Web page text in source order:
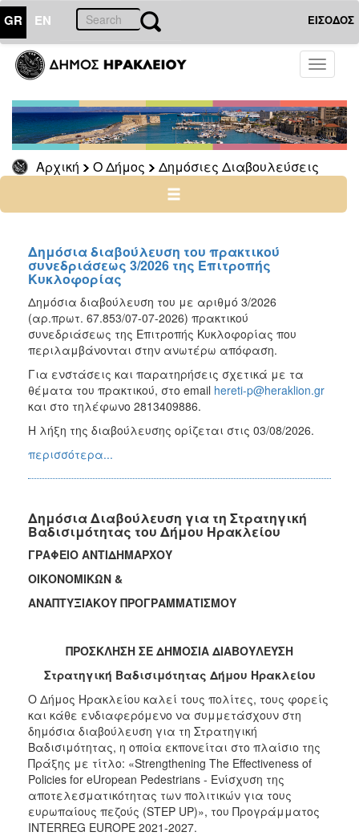
GR EN ΕΙΣΟΔΟΣ
Toggle
Αρχική Ο Δήμος Δημόσιες Διαβουλεύσεις
ΔΗΜΟΣ
Δημόσιες
Διαβουλεύσεις
Αρχείο
ΠΟΛΙΤΙΣΜΟΣ
ΑΝΘΕΚΤΙΚΗ
ΠΟΛΗ
Δημόσια διαβούλευση του πρακτικού
συνεδριάσεως 3/2026 της Επιτροπής
Κυκλοφορίας
Δημόσια διαβούλευση του με αριθμό 3/2026
(αρ.πρωτ. 67.853/07-07-2026) πρακτικού
συνεδριάσεως της Επιτροπής Κυκλοφορίας που
περιλαμβάνονται στην ανωτέρω απόφαση.
Για ενστάσεις και παρατηρήσεις σχετικά με τα
θέματα του πρακτικού, στο email hereti-p@heraklion.gr
και στο τηλέφωνο 2813409886.
Η λήξη της διαβούλευσης ορίζεται στις 03/08/2026.
περισσότερα...
Δημόσια Διαβούλευση για τη Στρατηγική
Βαδισιμότητας του Δήμου Ηρακλείου
ΓΡΑΦΕΙΟ ΑΝΤΙΔΗΜΑΡΧΟΥ
ΟΙΚΟΝΟΜΙΚΩΝ &
ΑΝΑΠΤΥΞΙΑΚΟΥ ΠΡΟΓΡΑΜΜΑΤΙΣΜΟΥ
ΠΡΟΣΚΛΗΣΗ ΣΕ ΔΗΜΟΣΙΑ ΔΙΑΒΟΥΛΕΥΣΗ
Στρατηγική Βαδισιμότητας Δήμου Ηρακλείου
Ο Δήμος Ηρακλείου καλεί τους πολίτες, τους φορείς
και κάθε ενδιαφερόμενο να συμμετάσχουν στη
δημόσια διαβούλευση για τη Στρατηγική
Βαδισιμότητας, η οποία εκπονείται στο πλαίσιο της
Πράξης με τίτλο: «Strengthening The Effectiveness of
Policies for eUropean Pedestrians - Ενίσχυση της
αποτελεσματικότητας των πολιτικών για τους
ευρωπαίους πεζούς (STEP UP)», του Προγράμματος
INTERREG EUROPE 2021-2027.